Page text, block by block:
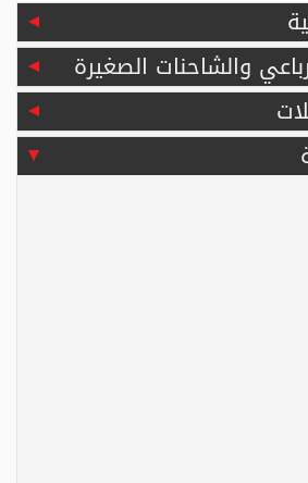
والشاحنات الصغيرة